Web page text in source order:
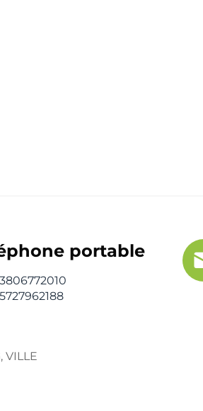
portable
VILLE